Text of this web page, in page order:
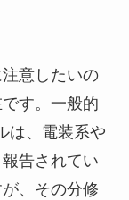
意したいの
す。一般的
は、電装系や
告されてい
、その分修